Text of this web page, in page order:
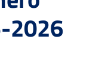
2026